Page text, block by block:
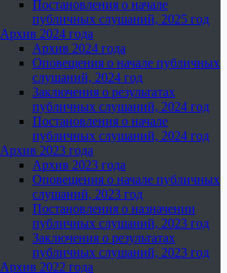
Постановления о начале
публичных слушаний, 2025 год
Архив 2024 года
Архив 2024 года
Оповещения о начале публичных
слушаний, 2024 год
Заключения о результатах
публичных слушаний, 2024 год
Постановления о начале
публичных слушаний, 2024 год
Архив 2023 года
Архив 2023 года
Оповещения о начале публичных
слушаний, 2023 год
Постановления о назначении
публичных слушаний, 2023 год
Заключения о результатах
публичных слушаний, 2023 год
Архив 2022 года